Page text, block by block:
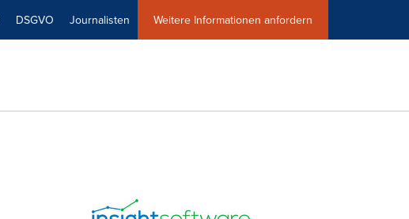
DSGVO Journalisten Weitere Informationen anfordern